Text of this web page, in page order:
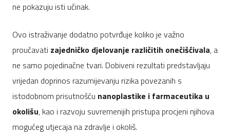
ne pokazuju isti učinak.
Ovo istraživanje dodatno potvrđuje koliko je važno
proučavati zajedničko djelovanje različitih onečišćivala, a
ne samo pojedinačne tvari. Dobiveni rezultati predstavljaju
vrijedan doprinos razumijevanju rizika povezanih s
istodobnom prisutnošću nanoplastike i farmaceutika u
okolišu, kao i razvoju suvremenijih pristupa procjeni njihova
mogućeg utjecaja na zdravlje i okoliš.